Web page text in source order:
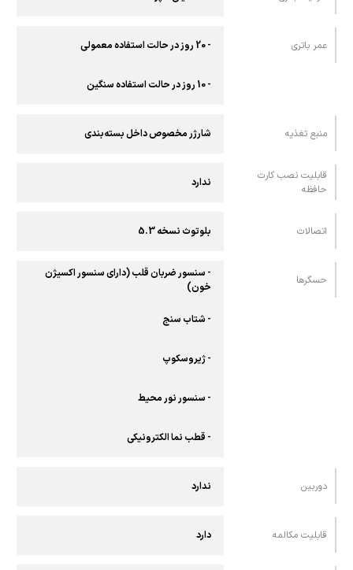
عمر باتری - 20 روز در حالت استفاده معمولی
- 10 روز در حالت استفاده سنگین
منبع تغذیه شارژر مخصوص داخل بسته‌بندی
قابلیت نصب کارت
حافظه
ندارد
اتصالات بلوتوث نسخه 5.3
حسگرها
- سنسور ضربان قلب (دارای سنسور اکسیژن
خون)
- شتاب سنج
- ژیروسکوپ
- سنسور نور محیط
- قطب نما الکترونیکی
دوربین ندارد
قابلیت مکالمه دارد